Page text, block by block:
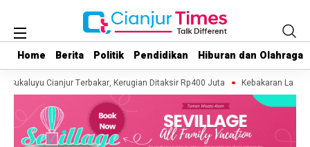
Home Berita Politik Pendidikan Hiburan dan Olahraga
Home Berita Politik Pendidikan Hiburan dan Olahraga
Cianjur Terbakar, Kerugian Ditaksir Rp400 Juta Kebakaran Lahan